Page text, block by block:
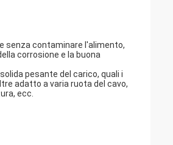
senza contaminare l'alimento,
corrosione e la buona
pesante del carico, quali i
adatto a varia ruota del cavo,
ecc.